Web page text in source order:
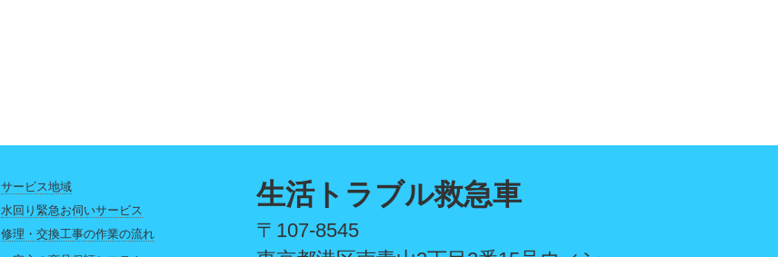
サービス地域
水回り緊急お伺いサービス
修理・交換工事の作業の流れ
生活トラブル救急車
〒107-8545